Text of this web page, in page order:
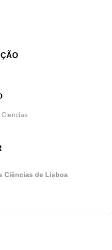
Ciências de Lisboa